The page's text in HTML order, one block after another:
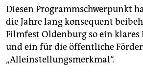
Diesen Programmschwerpunkt
die Jahre lang konsequent
Filmfest Oldenburg so ein klares
und ein für die öffentliche
„Alleinstellungsmerkmal“.